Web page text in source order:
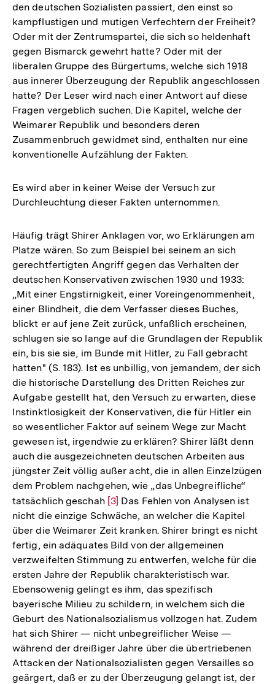
den deutschen Sozialisten passiert, den einst so
kampflustigen und mutigen Verfechtern der Freiheit?
Oder mit der Zentrumspartei, die sich so heldenhaft
gegen Bismarck gewehrt hatte? Oder mit der
liberalen Gruppe des Bürgertums, welche sich 1918
aus innerer Überzeugung der Republik angeschlossen
hatte? Der Leser wird nach einer Antwort auf diese
Fragen vergeblich suchen. Die Kapitel, welche der
Weimarer Republik und besonders deren
Zusammenbruch gewidmet sind, enthalten nur eine
konventionelle Aufzählung der Fakten.
Es wird aber in keiner Weise der Versuch zur
Durchleuchtung dieser Fakten unternommen.
Häufig trägt Shirer Anklagen vor, wo Erklärungen am
Platze wären. So zum Beispiel bei seinem an sich
gerechtfertigten Angriff gegen das Verhalten der
deutschen Konservativen zwischen 1930 und 1933:
„Mit einer Engstirnigkeit, einer Voreingenommenheit,
einer Blindheit, die dem Verfasser dieses Buches,
blickt er auf jene Zeit zurück, unfaßlich erscheinen,
schlugen sie so lange auf die Grundlagen der Republik
ein, bis sie sie, im Bunde mit Hitler, zu Fall gebracht
hatten" (S. 183). Ist es unbillig, von jemandem, der sich
die historische Darstellung des Dritten Reiches zur
Aufgabe gestellt hat, den Versuch zu erwarten, diese
Instinktlosigkeit der Konservativen, die für Hitler ein
so wesentlicher Faktor auf seinem Wege zur Macht
gewesen ist, irgendwie zu erklären? Shirer läßt denn
auch die ausgezeichneten deutschen Arbeiten aus
jüngster Zeit völlig außer acht, die in allen Einzelzügen
dem Problem nachgehen, wie „das Unbegreifliche“
tatsächlich geschah Zur
Auflösung
der
Fußnote
[3] Das Fehlen von Analysen ist
nicht die einzige Schwäche, an welcher die Kapitel
über die Weimarer Zeit kranken. Shirer bringt es nicht
fertig, ein adäquates Bild von der allgemeinen
verzweifelten Stimmung zu entwerfen, welche für die
ersten Jahre der Republik charakteristisch war.
Ebensowenig gelingt es ihm, das spezifisch
bayerische Milieu zu schildern, in welchem sich die
Geburt des Nationalsozialismus vollzogen hat. Zudem
hat sich Shirer — nicht unbegreiflicher Weise —
während der dreißiger Jahre über die übertriebenen
Attacken der Nationalsozialisten gegen Versailles so
geärgert, daß er zu der Überzeugung gelangt ist, der